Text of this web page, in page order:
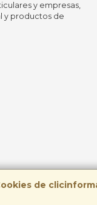
de
y empresas,
y productos de